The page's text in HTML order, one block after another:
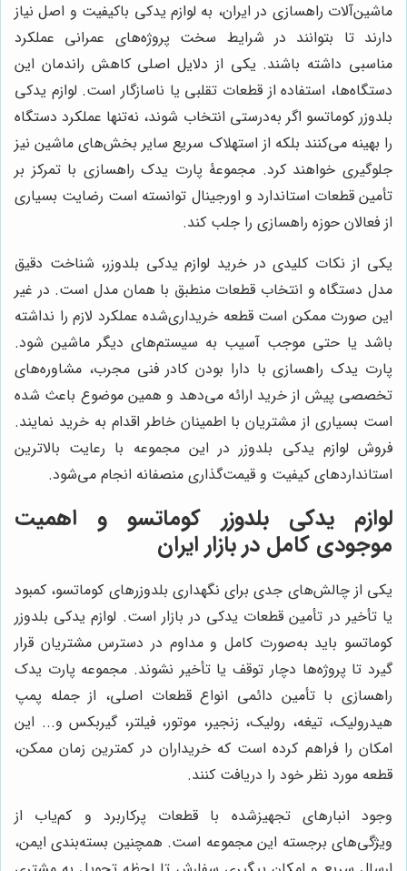
ماشین‌آلات راهسازی در ایران، به لوازم یدکی باکیفیت و اصل نیاز
دارند تا بتوانند در شرایط سخت پروژه‌های عمرانی عملکرد
مناسبی داشته باشند. یکی از دلایل اصلی کاهش راندمان این
دستگاه‌ها، استفاده از قطعات تقلبی یا ناسازگار است. لوازم یدکی
بلدوزر کوماتسو اگر به‌درستی انتخاب شوند، نه‌تنها عملکرد دستگاه
را بهینه می‌کنند بلکه از استهلاک سریع سایر بخش‌های ماشین نیز
جلوگیری خواهند کرد. مجموعۀ پارت یدک راهسازی با تمرکز بر
تأمین قطعات استاندارد و اورجینال توانسته است رضایت بسیاری
از فعالان حوزه راهسازی را جلب کند.
یکی از نکات کلیدی در خرید لوازم یدکی بلدوزر، شناخت دقیق
مدل دستگاه و انتخاب قطعات منطبق با همان مدل است. در غیر
این صورت ممکن است قطعه خریداری‌شده عملکرد لازم را نداشته
باشد یا حتی موجب آسیب به سیستم‌های دیگر ماشین شود.
پارت یدک راهسازی با دارا بودن کادر فنی مجرب، مشاوره‌های
تخصصی پیش از خرید ارائه می‌دهد و همین موضوع باعث شده
است بسیاری از مشتریان با اطمینان خاطر اقدام به خرید نمایند.
فروش لوازم یدکی بلدوزر در این مجموعه با رعایت بالاترین
استانداردهای کیفیت و قیمت‌گذاری منصفانه انجام می‌شود.
لوازم یدکی بلدوزر کوماتسو و اهمیت
موجودی کامل در بازار ایران
یکی از چالش‌های جدی برای نگهداری بلدوزرهای کوماتسو، کمبود
یا تأخیر در تأمین قطعات یدکی در بازار است. لوازم یدکی بلدوزر
کوماتسو باید به‌صورت کامل و مداوم در دسترس مشتریان قرار
گیرد تا پروژه‌ها دچار توقف یا تأخیر نشوند. مجموعه پارت یدک
راهسازی با تأمین دائمی انواع قطعات اصلی، از جمله پمپ
هیدرولیک، تیغه، رولیک، زنجیر، موتور، فیلتر، گیربکس و... این
امکان را فراهم کرده است که خریداران در کمترین زمان ممکن،
قطعه مورد نظر خود را دریافت کنند.
وجود انبارهای تجهیزشده با قطعات پرکاربرد و کم‌یاب از
ویژگی‌های برجسته این مجموعه است. همچنین بسته‌بندی ایمن،